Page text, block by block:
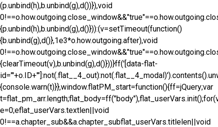
(p.unbind(h),b.unbind(g),d())}),void
{p.unbind(h),b.unbind(g),d()})):(v=setTimeout(function()
{b.unbind(g),d()},1e3*o.how.outgoing.after),void
{clearTimeout(v),b.unbind(g),d()}))}ff('[data-flat-
{console.warn(t)}},window.flatPM_start=function(){ff=jQuery;var
e=0;eflat_userVars.textlen||void
0!==a.chapter_sub&&a.chapter_subflat_userVars.titlelen||void